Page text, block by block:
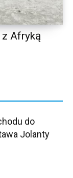
Afryką
do
Jolanty